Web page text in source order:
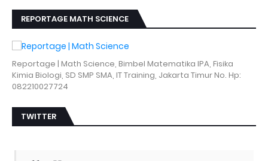
REPORTAGE MATH SCIENCE
Reportage | Math Science, Bimbel Matematika IPA, Fisika
Kimia Biologi, SD SMP SMA, IT Training, Jakarta Timur No. Hp:
082210027724
TWITTER